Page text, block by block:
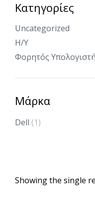
Κατηγορίες
Uncategorized
Η/Υ
Φορητός
Μάρκα
Dell (1)
Showing the single